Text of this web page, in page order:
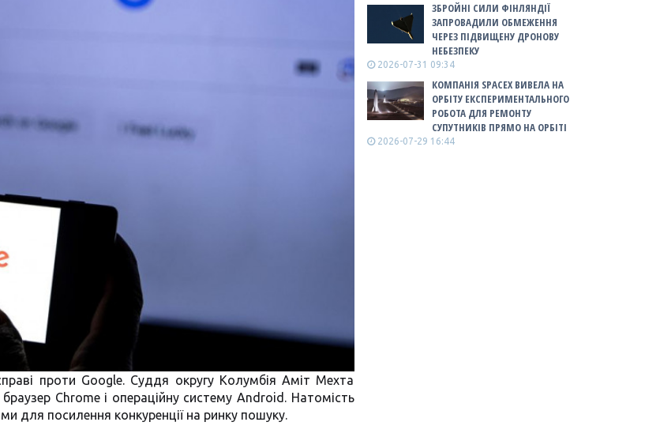
проти Google. Суддя округу Колумбія Аміт Мехта
Chrome і операційну систему Android. Натомість
для посилення конкуренції на ринку пошуку.
ЗБРОЙНІ СИЛИ ФІНЛЯНДІЇ
ЗАПРОВАДИЛИ ОБМЕЖЕННЯ
ЧЕРЕЗ ПІДВИЩЕНУ ДРОНОВУ
НЕБЕЗПЕКУ
2026-07-31 09:34
КОМПАНІЯ SPACEX ВИВЕЛА НА
ОРБІТУ ЕКСПЕРИМЕНТАЛЬНОГО
РОБОТА ДЛЯ РЕМОНТУ
СУПУТНИКІВ ПРЯМО НА ОРБІТІ
2026-07-29 16:44